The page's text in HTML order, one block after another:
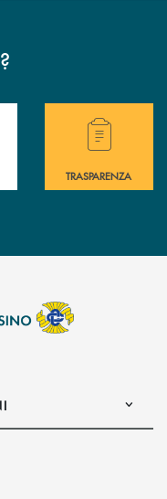
?
immediata?
Hai bisogno di
TRASPARENZA